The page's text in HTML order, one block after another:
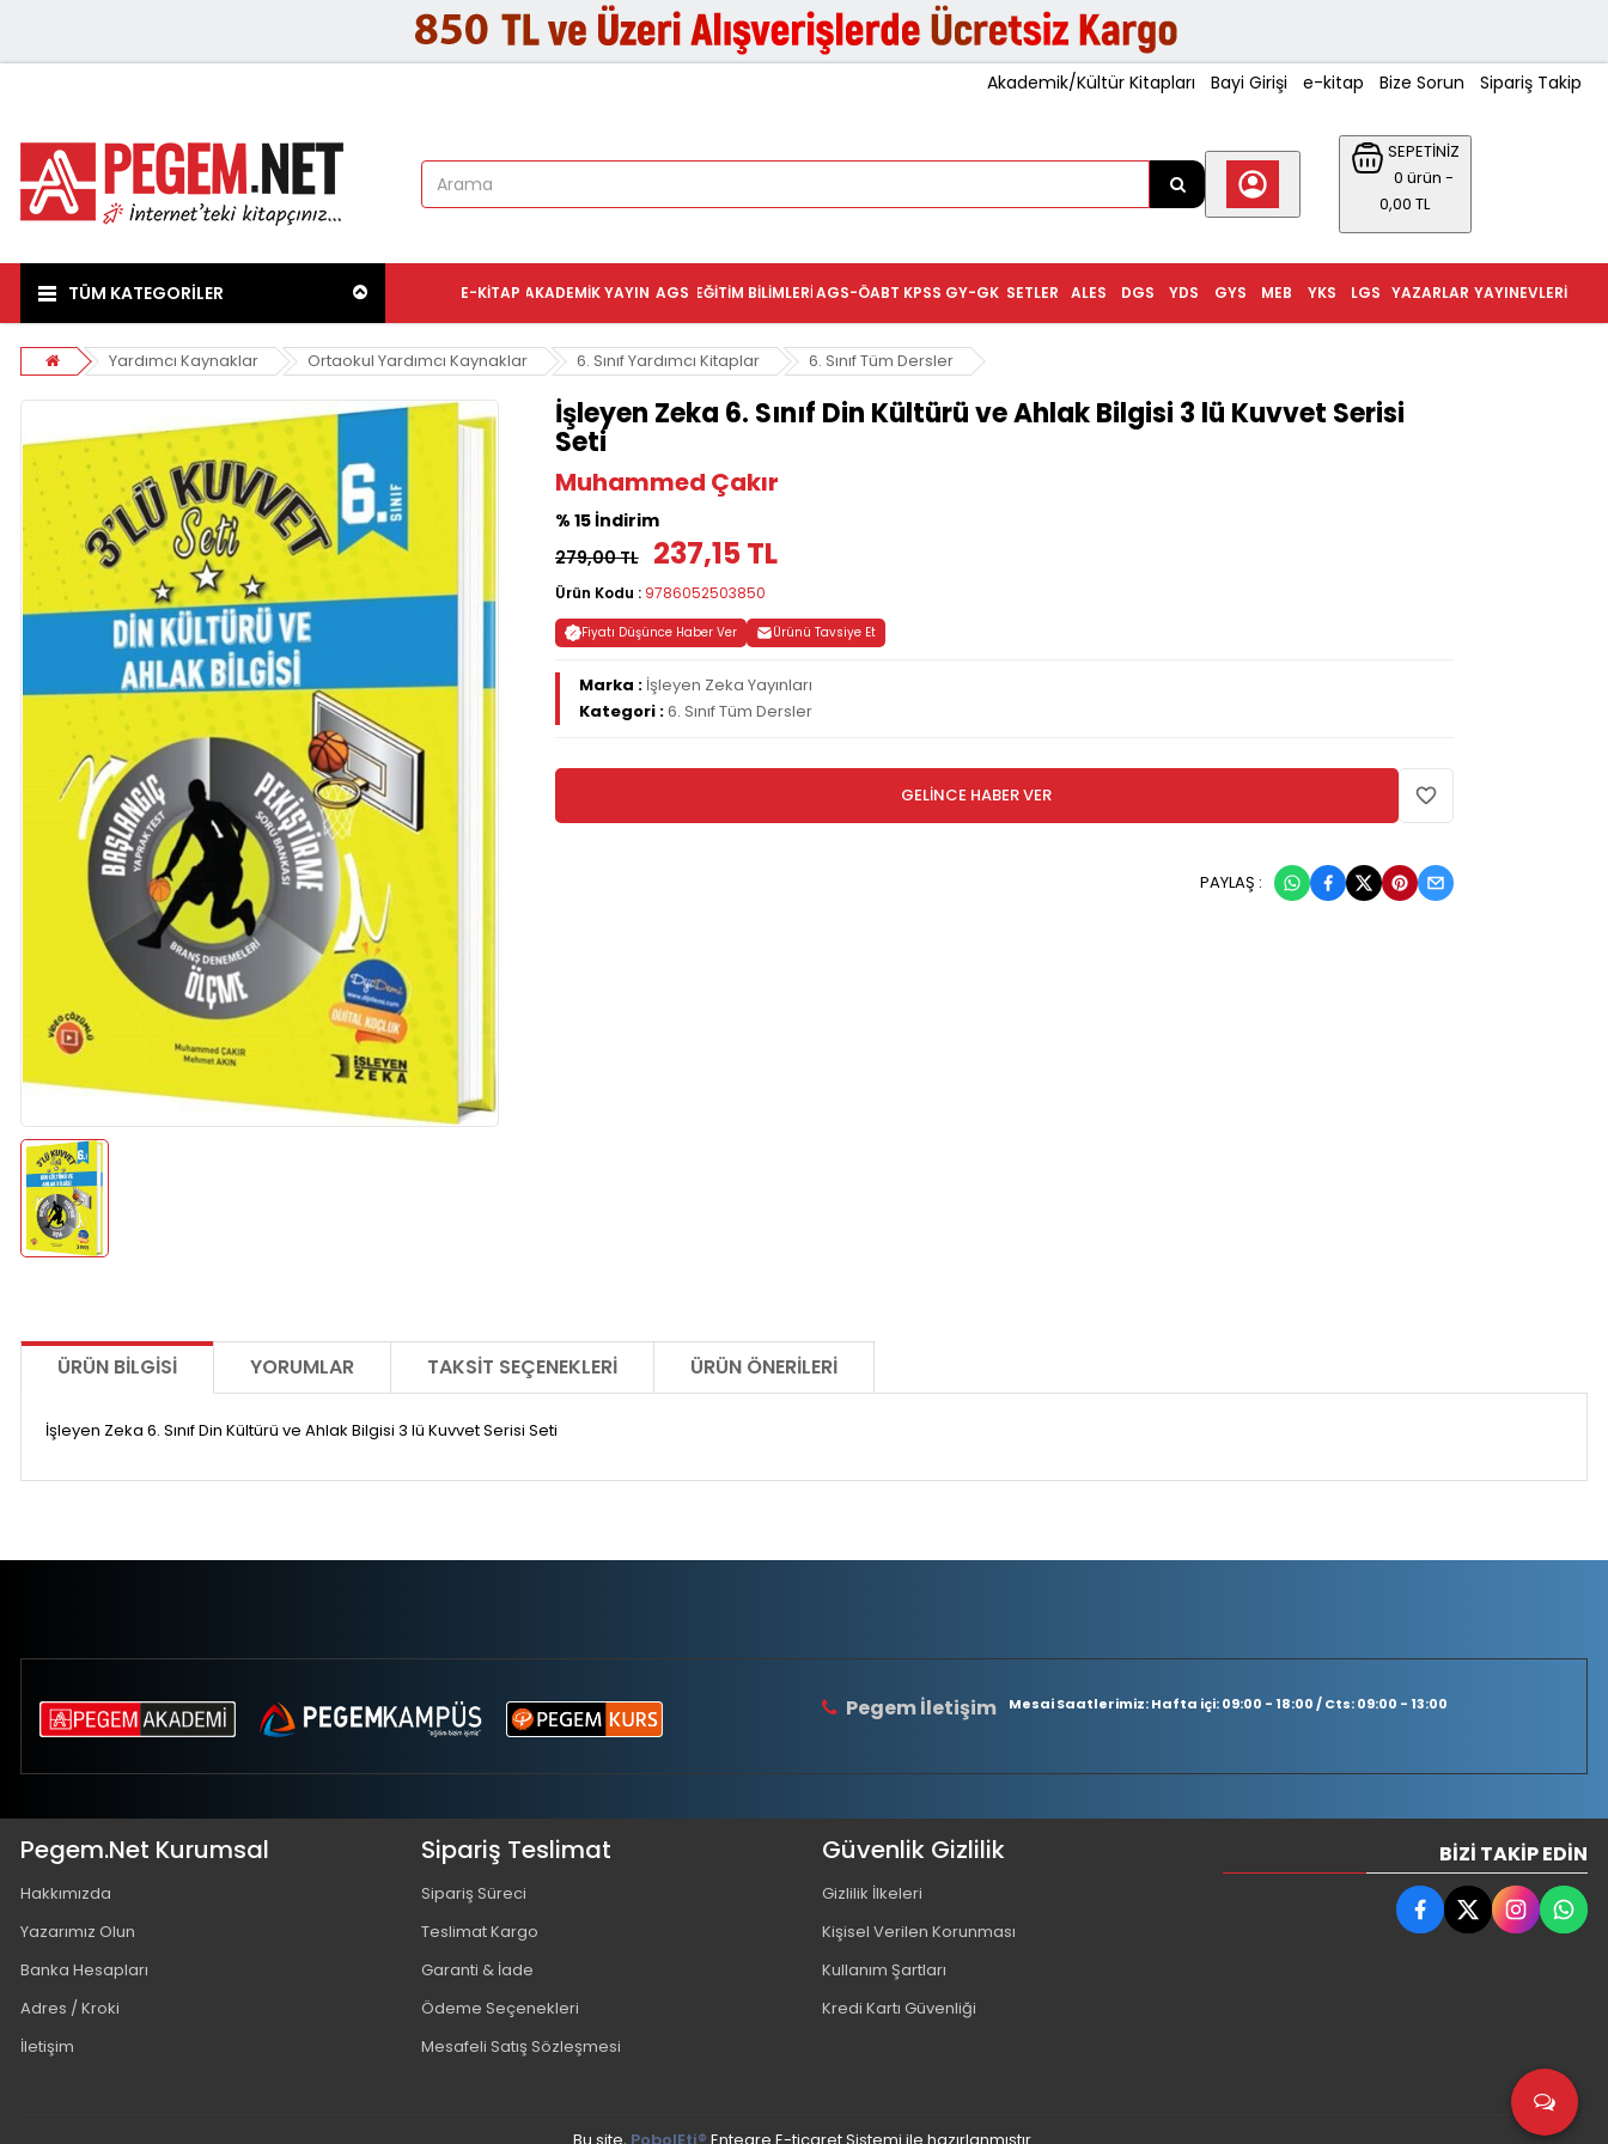
Akademik/Kültür Kitapları Bayi Girişi e-kitap Bize Sorun Sipariş Takip
SEPETİNİZ
0 ürün -
0,00 TL
TÜM KATEGORİLER YAYINEVLERI
YAZARLAR
LGS
YKS
MEB
GYS
YDS
DGS
ALES
SETLER
KPSS GY-GK
AGS-ÖABT
EĞITIM BILIMLERI
AGS
AKADEMIK YAYIN
E-KITAP
Yardımcı Kaynaklar Ortaokul Yardımcı Kaynaklar 6. Sınıf Yardımcı Kitaplar 6. Sınıf Tüm Dersler
İşleyen Zeka 6. Sınıf Din Kültürü ve Ahlak Bilgisi 3 lü Kuvvet Serisi
Seti
Muhammed Çakır
% 15 İndirim
279,00 TL
237,15 TL
Ürün Kodu : 9786052503850
Fiyatı Düşünce Haber Ver Ürünü Tavsiye Et
Marka : İşleyen Zeka Yayınları
Kategori :6. Sınıf Tüm Dersler
GELİNCE HABER VER
PAYLAŞ :
ÜRÜN BILGISI YORUMLAR TAKSIT SEÇENEKLERI ÜRÜN ÖNERILERI
İşleyen Zeka 6. Sınıf Din Kültürü ve Ahlak Bilgisi 3 lü Kuvvet Serisi Seti
Pegem İletişim Mesai Saatlerimiz: Hafta içi: 09:00 - 18:00 / Cts: 09:00 - 13:00
Pegem.Net Kurumsal
Hakkımızda
Yazarımız Olun
Banka Hesapları
Adres / Kroki
İletişim
Sipariş Teslimat
Sipariş Süreci
Teslimat Kargo
Garanti & İade
Ödeme Seçenekleri
Mesafeli Satış Sözleşmesi
Güvenlik Gizlilik
Gizlilik İlkeleri
Kişisel Verilen Korunması
Kullanım Şartları
Kredi Kartı Güvenliği
BIZI TAKIP EDIN